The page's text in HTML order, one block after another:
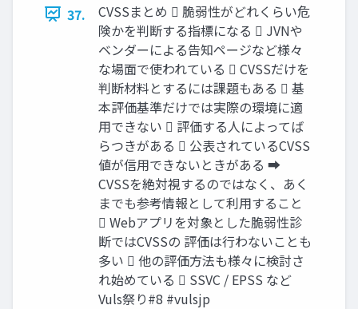
37.
CVSSまとめ  脆弱性がどれくらい危
険かを判断する指標になる  JVNや
ベンダーによる告知ページなど様々
な場面で使われている  CVSSだけを
判断材料とするには課題もある  基
本評価基準だけでは実際の環境に適
用できない  評価する人によってば
らつきがある  公表されているCVSS
値が信用できないときがある ➡
CVSSを絶対視するのではなく、あく
までも参考情報として利用すること
 Webアプリを対象とした脆弱性診
断ではCVSSの 評価は行わないことも
多い  他の評価方法も様々に検討さ
れ始めている  SSVC / EPSS など
Vuls祭り#8 #vulsjp